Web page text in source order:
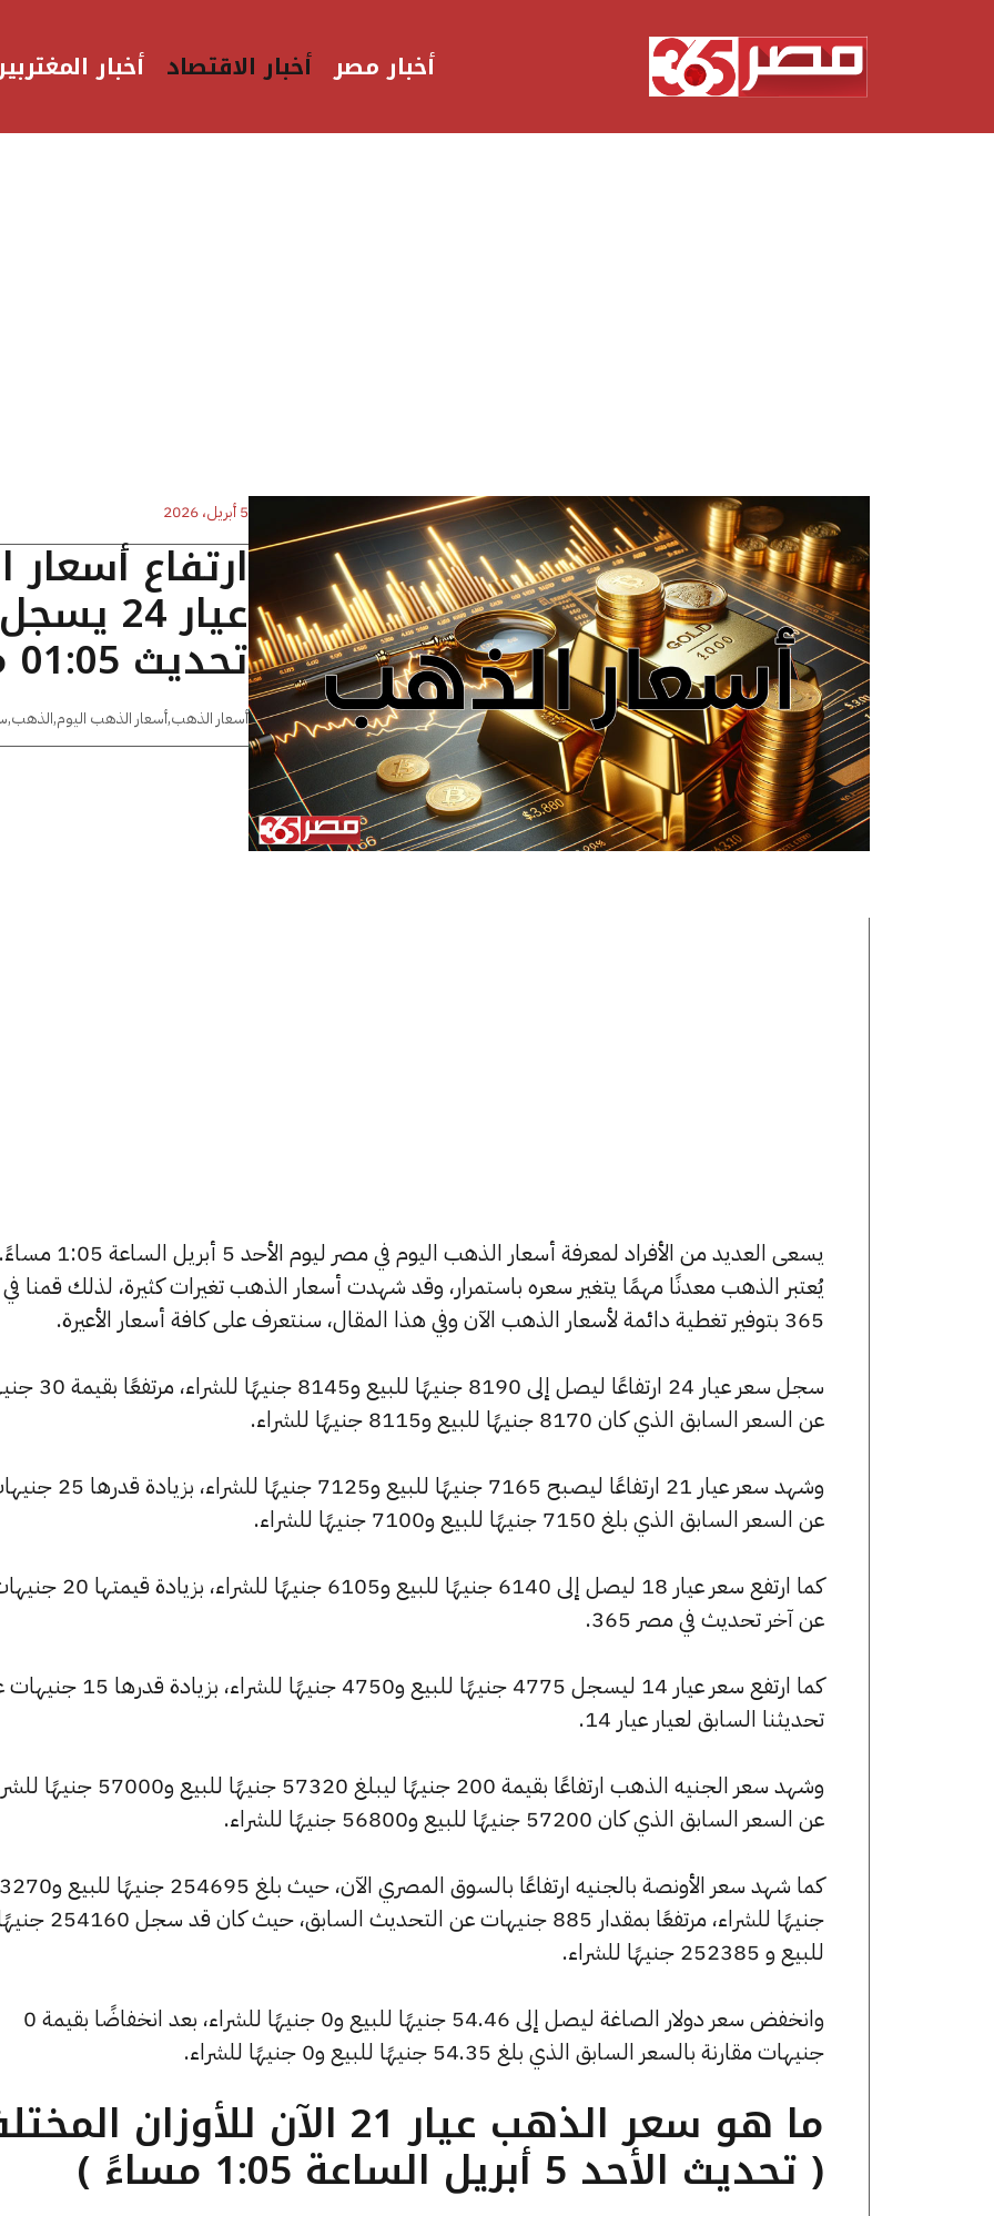
أخبار مصر أخبار الاقتصاد أخبار
5 أبريل، 2026
ارتفاع
تحديث 01:05 مساءًا
أسعار الذهب,أسعار الذهب اليوم,الذهب,
يسعى العديد من الأفراد لمعرفة أسعار الذهب اليوم في مصر ليوم الأحد 5 أبريل الساعة 1:05 مساءً.
يُعتبر الذهب معدنًا مهمًا يتغير سعره باستمرار، وقد شهدت أسعار الذهب تغيرات كثيرة، لذلك قمنا
365 بتوفير تغطية دائمة لأسعار الذهب الآن وفي هذا المقال، سنتعرف على كافة أسعار الأعيرة.
سجل سعر عيار 24 ارتفاعًا ليصل إلى 8190
عن السعر السابق الذي كان 8170 جنيهًا للبيع و8115 جنيهًا للشراء.
وشهد سعر عيار 21 ارتفاعًا ليصبح 7165 جنيهًا للبيع و7125 جنيهًا
عن السعر السابق الذي بلغ 7150 جنيهًا للبيع و7100 جنيهًا للشراء.
كما ارتفع سعر عيار 18 ليصل إلى 6140 جنيهًا للبيع و6105 جنيهًا للشراء،
عن آخر تحديث في مصر 365.
كما ارتفع سعر عيار 14 ليسجل 4775 جنيهًا للبيع و4750 جنيهًا للشراء،
تحديثنا السابق لعيار عيار 14.
وشهد سعر الجنيه الذهب ارتفاعًا بقيمة 200 جنيهًا ليبلغ 57320 جنيهًا للبيع
عن السعر السابق الذي كان 57200 جنيهًا للبيع و56800 جنيهًا للشراء.
كما شهد سعر الأونصة بالجنيه ارتفاعًا بالسوق المصري
جنيهًا للشراء، مرتفعًا بمقدار 885 جنيهات عن التحديث السابق، حيث كان قد
للبيع و 252385 جنيهًا للشراء.
وانخفض سعر دولار الصاغة ليصل إلى 54.46 جنيهًا للبيع و0 جنيهًا للشراء، بعد انخفاضًا بقيمة 0
جنيهات مقارنة بالسعر السابق الذي بلغ 54.35 جنيهًا للبيع و0 جنيهًا للشراء.
ما هو سعر الذهب عيار 21 الآن للأوزان
( تحديث الأحد 5 أبريل الساعة 1:05 مساءً )